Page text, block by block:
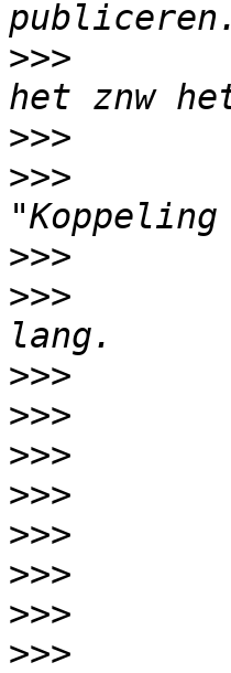
>>>
>>>
>>>
>>>
>>>
>>>
>>>
>>>
>>>
>>>
>>>
>>>
>>>